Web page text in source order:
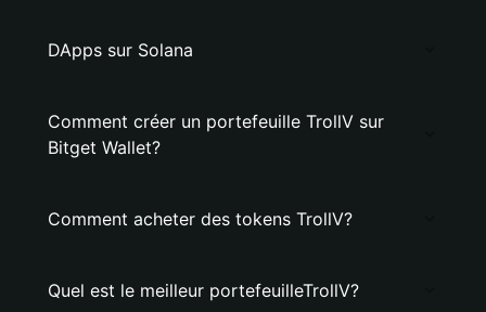
DApps sur Solana
Comment créer un portefeuille TrollV sur
Bitget Wallet?
Comment acheter des tokens TrollV?
Quel est le meilleur portefeuilleTrollV?